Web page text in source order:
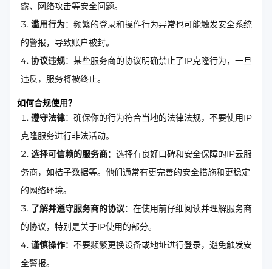
露、网络攻击等安全问题。
滥用行为：频繁的登录和操作行为异常也可能触发安全系统
的警报，导致账户被封。
协议违规：某些服务商的协议明确禁止了IP克隆行为，一旦
违反，服务将被终止。
如何合规使用？
遵守法律：确保你的行为符合当地的法律法规，不要使用IP
克隆服务进行非法活动。
选择可信赖的服务商：选择有良好口碑和安全保障的IP云服
务商，如桔子数据等。他们通常有更完善的安全措施和更稳定
的网络环境。
了解并遵守服务商的协议：在使用前仔细阅读并理解服务商
的协议，特别是关于IP使用的部分。
谨慎操作：不要频繁更换设备或地址进行登录，避免触发安
全警报。